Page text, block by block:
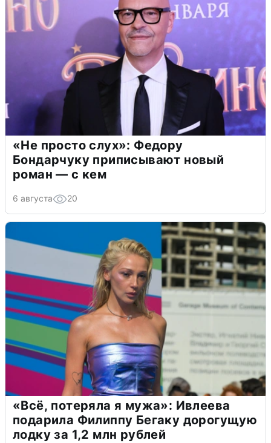
«Не просто слух»: Федору
Бондарчуку приписывают новый
роман — с кем
6 августа 20
«Всё, потеряла я мужа»: Ивлеева
подарила Филиппу Бегаку дорогущую
лодку за 1,2 млн рублей